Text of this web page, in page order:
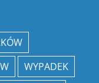
WYPADEK